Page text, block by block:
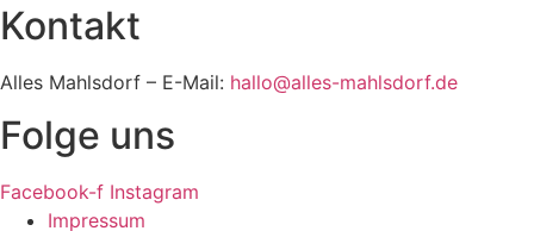
Kontakt
Alles Mahlsdorf – E-Mail: hallo@alles-mahlsdorf.de
Folge uns
Facebook-f Instagram
Impressum